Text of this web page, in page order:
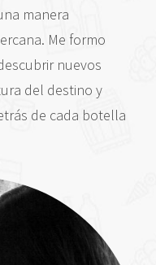
manera
Me formo
nuevos
del destino y
de cada botella